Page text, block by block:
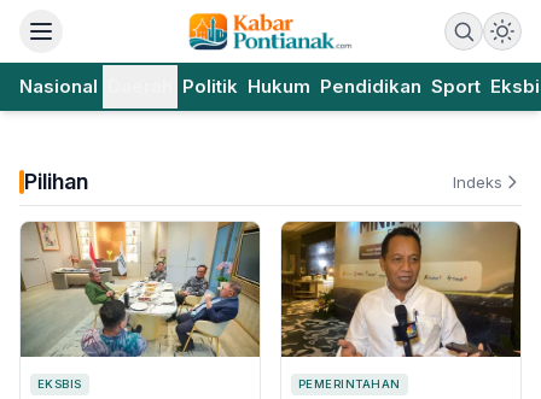
Nasional Politik Hukum Pendidikan Sport
Pilihan Indeks
EKSBIS PEMERINTAHAN